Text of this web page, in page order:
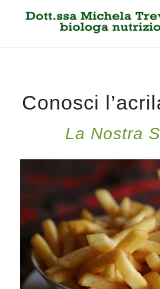
Conosci
La Nostra